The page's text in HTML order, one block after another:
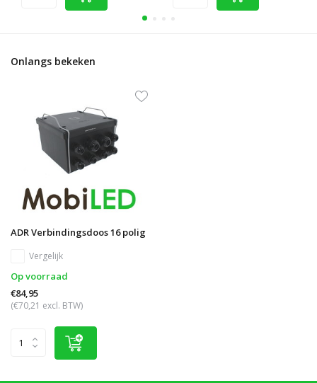
Onlangs bekeken
ADR Verbindingsdoos 16 polig
Vergelijk
Op voorraad
€84,95
(€70,21 excl. BTW)